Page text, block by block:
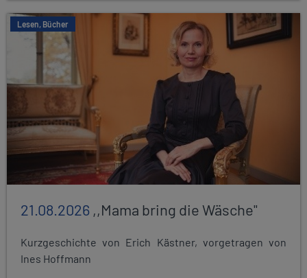
Lesen, Bücher
21.08.2026 ,,Mama bring die Wäsche"
Kurzgeschichte von Erich Kästner, vorgetragen von
Ines Hoffmann